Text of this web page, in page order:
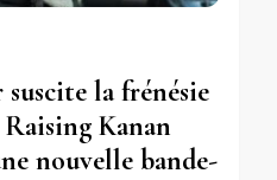
la frénésie
Kanan
nouvelle bande-